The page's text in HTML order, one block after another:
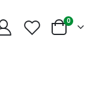
Cart
0articoli